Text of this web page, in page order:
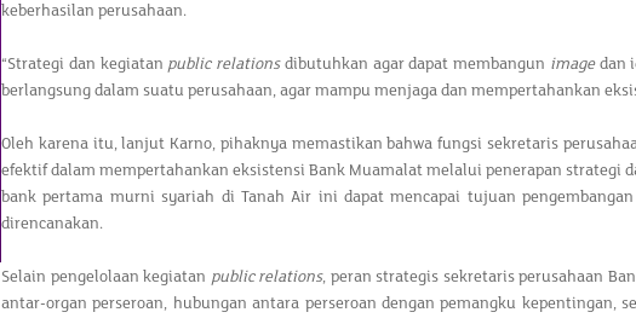
keberhasilan perusahaan.
“Strategi dan kegiatan public relationsdibutuhkan agar dapat membangun imagedan
berlangsung dalam suatu perusahaan, agar mampu menjaga dan mempertahankan
Oleh karena itu, lanjut Karno, pihaknya memastikan bahwa fungsi sekretaris
efektif dalam mempertahankan eksistensi Bank Muamalat melalui penerapan strategi
bank pertama murni syariah di Tanah Air ini dapat mencapai tujuan
direncanakan.
Selain pengelolaan kegiatan public relations, peran strategis sekretaris perusahaan
antar-organ perseroan, hubungan antara perseroan dengan pemangku